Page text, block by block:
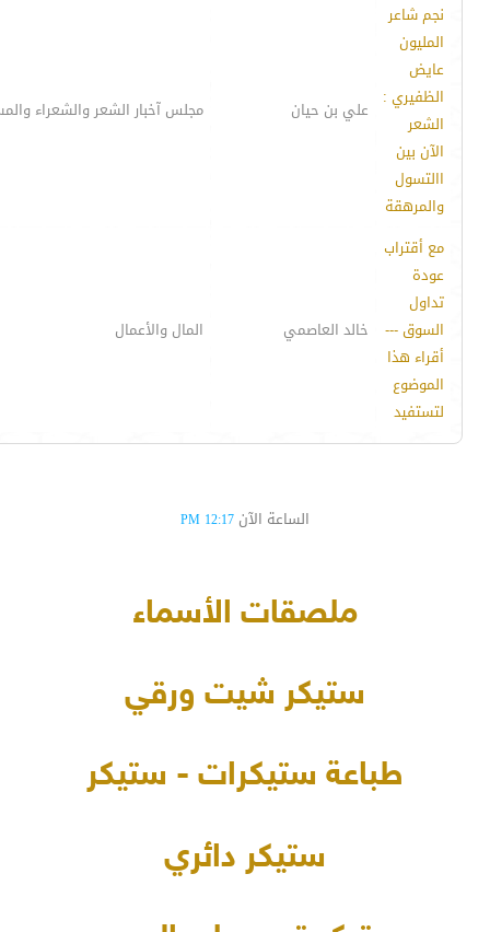
نجم شاعر
المليون
عايض
الظفيري :
الشعر
الآن بين
االتسول
والمرهقة
علي بن حيان مجلس آخبار الشعر والشعراء
مع أقتراب
عودة
تداول
السوق ---
أقراء هذا
الموضوع
لتستفيد
خالد العاصمي المال والأعمال
الساعة الآن 12:17 PM
ملصقات الأسماء
ستيكر شيت ورقي
طباعة ستيكرات - ستيكر
ستيكر دائري